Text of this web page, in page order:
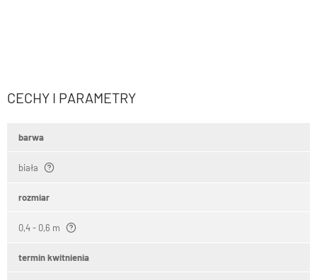
CECHY I PARAMETRY
barwa
biała
rozmiar
0,4 - 0,6 m
termin kwitnienia